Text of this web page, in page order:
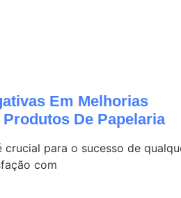
Em Melhorias
De Papelaria
para o sucesso de
com